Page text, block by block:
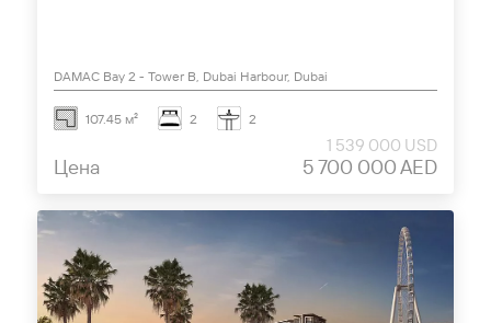
DAMAC Bay 2 - Tower B, Dubai Harbour, Dubai
107.45 м² 2 2
Цена
1 539 000 USD
5 700 000 AED